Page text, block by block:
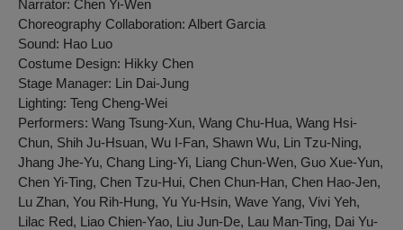
Narrator: Chen Yi-Wen
Choreography Collaboration: Albert Garcia
Sound: Hao Luo
Costume Design: Hikky Chen
Stage Manager: Lin Dai-Jung
Lighting: Teng Cheng-Wei
Performers: Wang Tsung-Xun, Wang Chu-Hua, Wang Hsi-
Chun, Shih Ju-Hsuan, Wu I-Fan, Shawn Wu, Lin Tzu-Ning,
Jhang Jhe-Yu, Chang Ling-Yi, Liang Chun-Wen, Guo Xue-Yun,
Chen Yi-Ting, Chen Tzu-Hui, Chen Chun-Han, Chen Hao-Jen,
Lu Zhan, You Rih-Hung, Yu Yu-Hsin, Wave Yang, Vivi Yeh,
Lilac Red, Liao Chien-Yao, Liu Jun-De, Lau Man-Ting, Dai Yu-